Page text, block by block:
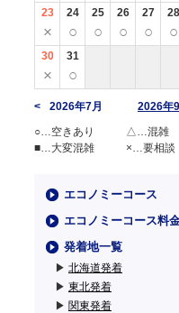
23
×
24
○
25
○
26
○
27
○
28
○
30
×
31
○
2026年7月
2026年
○…空きあり
△…混雑
■…大変混雑
×…要相談
エコノミーコース
エコノミーコース料
発着地一覧
▶ 北海道発着
▶ 東北発着
▶ 関東発着